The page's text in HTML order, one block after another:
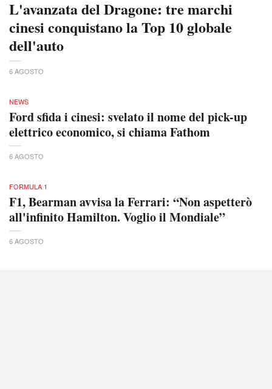
L'avanzata del Dragone: tre marchi
cinesi conquistano la Top 10 globale
dell'auto
6 AGOSTO
NEWS
Ford sfida i cinesi: svelato il nome del pick-up
elettrico economico, si chiama Fathom
6 AGOSTO
FORMULA 1
F1, Bearman avvisa la Ferrari: “Non aspetterò
all'infinito Hamilton. Voglio il Mondiale”
6 AGOSTO